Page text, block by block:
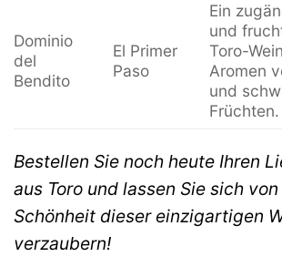
Dominio
del
Bendito
El Primer
Paso
Ein
und
Toro-
Aromen
und
Früchten.
Bestellen Sie noch heute Ihren
aus Toro und lassen Sie sich
Schönheit dieser einzigartigen
verzaubern!